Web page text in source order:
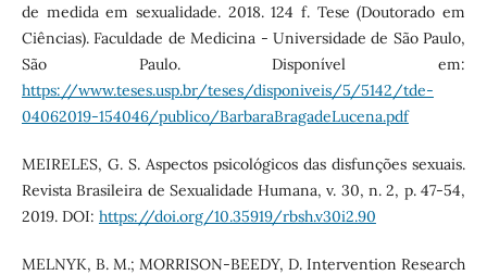
de medida em sexualidade. 2018. 124 f. Tese (Doutorado em
Ciências). Faculdade de Medicina - Universidade de São Paulo,
São Paulo. Disponível em:
https://www.teses.usp.br/teses/disponiveis/5/5142/tde-
04062019-154046/publico/BarbaraBragadeLucena.pdf
MEIRELES, G. S. Aspectos psicológicos das disfunções sexuais.
Revista Brasileira de Sexualidade Humana, v. 30, n. 2, p. 47-54,
2019. DOI: https://doi.org/10.35919/rbsh.v30i2.90
MELNYK, B. M.; MORRISON-BEEDY, D. Intervention Research